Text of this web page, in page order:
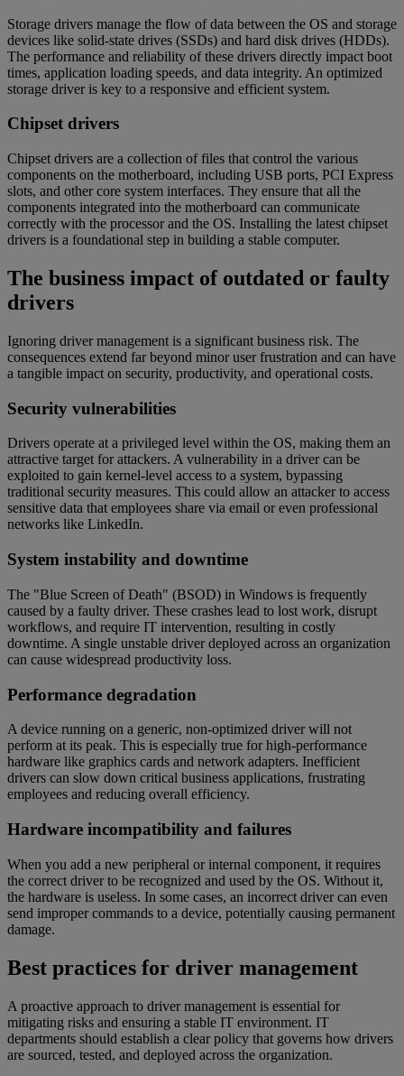
Storage drivers manage the flow of data between the OS and storage
devices like solid-state drives (SSDs) and hard disk drives (HDDs).
The performance and reliability of these drivers directly impact boot
times, application loading speeds, and data integrity. An optimized
storage driver is key to a responsive and efficient system.
Chipset drivers
Chipset drivers are a collection of files that control the various
components on the motherboard, including USB ports, PCI Express
slots, and other core system interfaces. They ensure that all the
components integrated into the motherboard can communicate
correctly with the processor and the OS. Installing the latest chipset
drivers is a foundational step in building a stable computer.
The business impact of outdated or faulty
drivers
Ignoring driver management is a significant business risk. The
consequences extend far beyond minor user frustration and can have
a tangible impact on security, productivity, and operational costs.
Security vulnerabilities
Drivers operate at a privileged level within the OS, making them an
attractive target for attackers. A vulnerability in a driver can be
exploited to gain kernel-level access to a system, bypassing
traditional security measures. This could allow an attacker to access
sensitive data that employees share via email or even professional
networks like LinkedIn.
System instability and downtime
The "Blue Screen of Death" (BSOD) in Windows is frequently
caused by a faulty driver. These crashes lead to lost work, disrupt
workflows, and require IT intervention, resulting in costly
downtime. A single unstable driver deployed across an organization
can cause widespread productivity loss.
Performance degradation
A device running on a generic, non-optimized driver will not
perform at its peak. This is especially true for high-performance
hardware like graphics cards and network adapters. Inefficient
drivers can slow down critical business applications, frustrating
employees and reducing overall efficiency.
Hardware incompatibility and failures
When you add a new peripheral or internal component, it requires
the correct driver to be recognized and used by the OS. Without it,
the hardware is useless. In some cases, an incorrect driver can even
send improper commands to a device, potentially causing permanent
damage.
Best practices for driver management
A proactive approach to driver management is essential for
mitigating risks and ensuring a stable IT environment. IT
departments should establish a clear policy that governs how drivers
are sourced, tested, and deployed across the organization.